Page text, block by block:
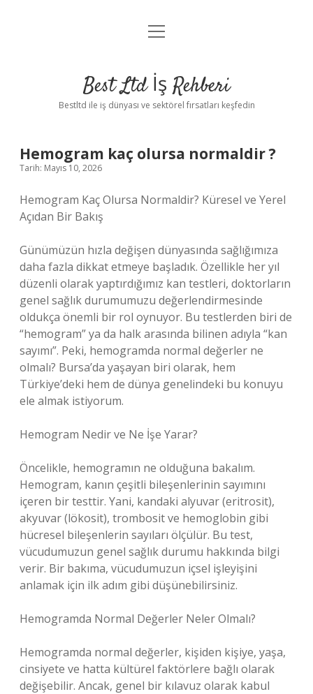
Anasayfa
Yasal Uyarı
menüyü
Best Ltd İş Rehberi
Bestltd ile iş dünyası ve sektörel fırsatları keşfedin
Hemogram kaç olursa normaldir ?
Tarih: Mayıs 10, 2026
Hemogram Kaç Olursa Normaldir? Küresel ve Yerel
Açıdan Bir Bakış
Günümüzün hızla değişen dünyasında sağlığımıza
daha fazla dikkat etmeye başladık. Özellikle her yıl
düzenli olarak yaptırdığımız kan testleri, doktorların
genel sağlık durumumuzu değerlendirmesinde
oldukça önemli bir rol oynuyor. Bu testlerden biri de
“hemogram” ya da halk arasında bilinen adıyla “kan
sayımı”. Peki, hemogramda normal değerler ne
olmalı? Bursa’da yaşayan biri olarak, hem
Türkiye’deki hem de dünya genelindeki bu konuyu
ele almak istiyorum.
Hemogram Nedir ve Ne İşe Yarar?
Öncelikle, hemogramın ne olduğuna bakalım.
Hemogram, kanın çeşitli bileşenlerinin sayımını
içeren bir testtir. Yani, kandaki alyuvar (eritrosit),
akyuvar (lökosit), trombosit ve hemoglobin gibi
hücresel bileşenlerin sayıları ölçülür. Bu test,
vücudumuzun genel sağlık durumu hakkında bilgi
verir. Bir bakıma, vücudumuzun içsel işleyişini
anlamak için ilk adım gibi düşünebilirsiniz.
Hemogramda Normal Değerler Neler Olmalı?
Hemogramda normal değerler, kişiden kişiye, yaşa,
cinsiyete ve hatta kültürel faktörlere bağlı olarak
değişebilir. Ancak, genel bir kılavuz olarak kabul